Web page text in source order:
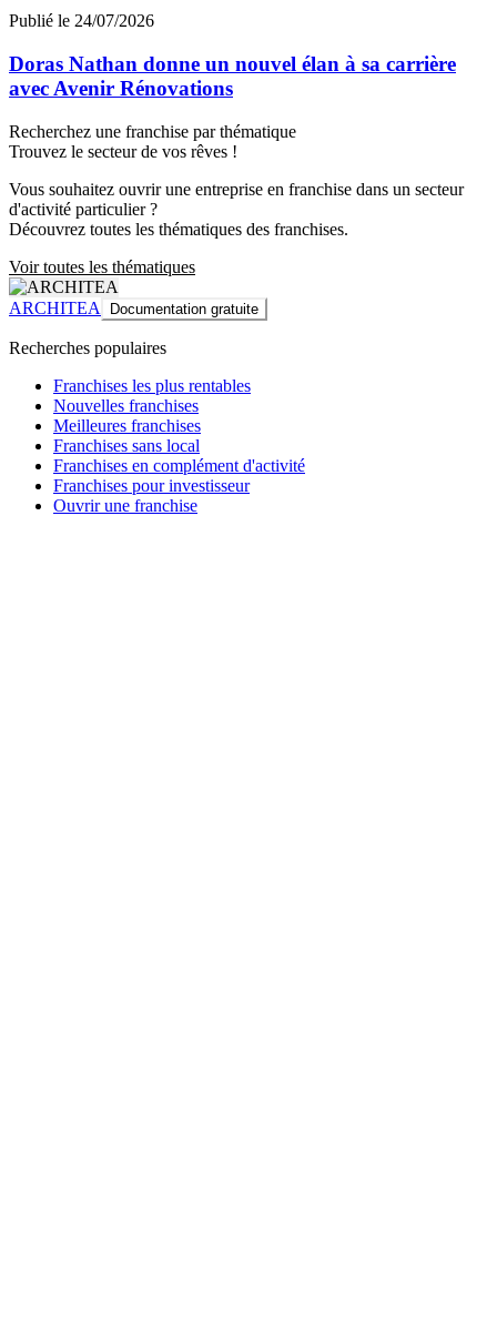
Publié le 24/07/2026
Doras Nathan donne un nouvel élan à sa carrière
avec Avenir Rénovations
Recherchez une franchise par thématique
Trouvez le secteur de vos rêves !
Vous souhaitez ouvrir une entreprise en franchise dans un secteur
d'activité particulier ?
Découvrez toutes les thématiques des franchises.
Voir toutes les thématiques
ARCHITEA Documentation gratuite
Recherches populaires
Franchises les plus rentables
Nouvelles franchises
Meilleures franchises
Franchises sans local
Franchises en complément d'activité
Franchises pour investisseur
Ouvrir une franchise